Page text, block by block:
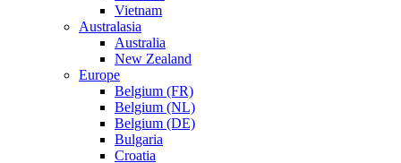
Vietnam
Australasia
Australia
New Zealand
Europe
Belgium (FR)
Belgium (NL)
Belgium (DE)
Bulgaria
Croatia